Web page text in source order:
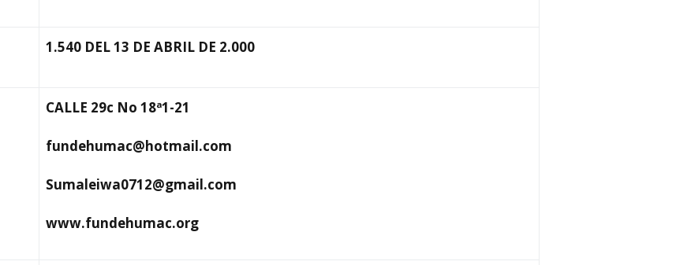
1.540 DEL 13 DE ABRIL DE 2.000
CALLE 29c No 18ª1-21
fundehumac@hotmail.com
Sumaleiwa0712@gmail.com
www.fundehumac.org